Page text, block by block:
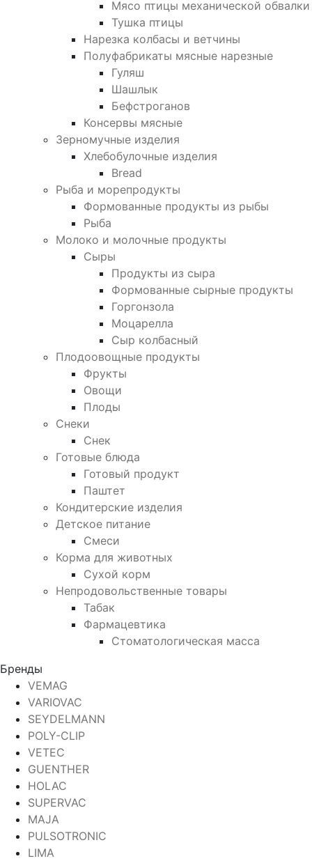
Мясо птицы механической обвалки
Тушка птицы
Нарезка колбасы и ветчины
Полуфабрикаты мясные нарезные
Гуляш
Шашлык
Бефстроганов
Консервы мясные
Зерномучные изделия
Хлебобулочные изделия
Bread
Рыба и морепродукты
Формованные продукты из рыбы
Рыба
Молоко и молочные продукты
Сыры
Продукты из сыра
Формованные сырные продукты
Горгонзола
Моцарелла
Сыр колбасный
Плодоовощные продукты
Фрукты
Овощи
Плоды
Снеки
Снек
Готовые блюда
Готовый продукт
Паштет
Кондитерские изделия
Детское питание
Смеси
Корма для животных
Сухой корм
Непродовольственные товары
Табак
Фармацевтика
Стоматологическая масса
Бренды
VEMAG
VARIOVAC
SEYDELMANN
POLY-CLIP
VETEC
GUENTHER
HOLAC
SUPERVAC
MAJA
PULSOTRONIC
LIMA